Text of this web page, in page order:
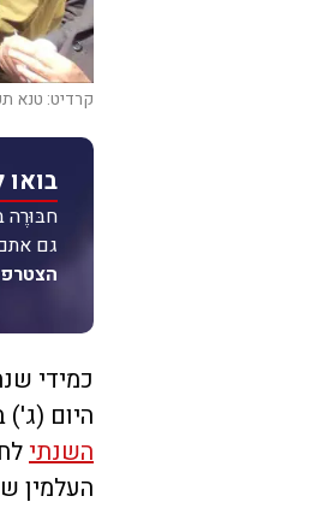
קרדיט: טנא
בואו
חבּוּרֶה
גם
כמידי
היום (ג')
השנתי
העלמין